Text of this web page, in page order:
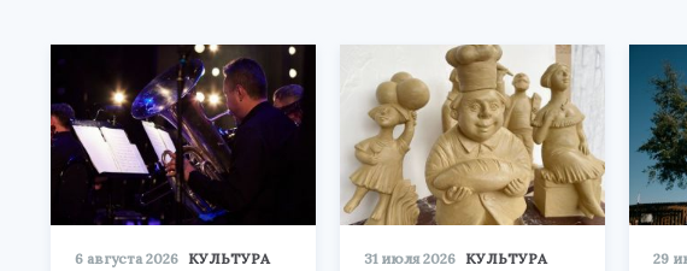
6 августа 2026 КУЛЬТУРА 31 июля 2026 КУЛЬТУРА 29